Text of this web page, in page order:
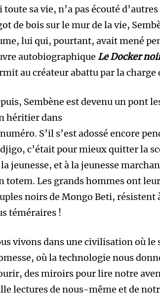
toute sa vie, n’a pas écouté
de bois sur le mur de la vie,
lui qui, pourtant, avait mené
autobiographiqueLe Docker
au créateur abattu par la
Sembène est devenu un pont
héritier dans
S’il s’est adossé encore
c’était pour mieux quitter la
jeunesse, et à la jeunesse
totem. Les grands hommes ont
noirs de Mongo Beti,
téméraires !
vivons dans une civilisation où le
où la technologie nous
des miroirs pour lire notre
lectures de nous-même et de